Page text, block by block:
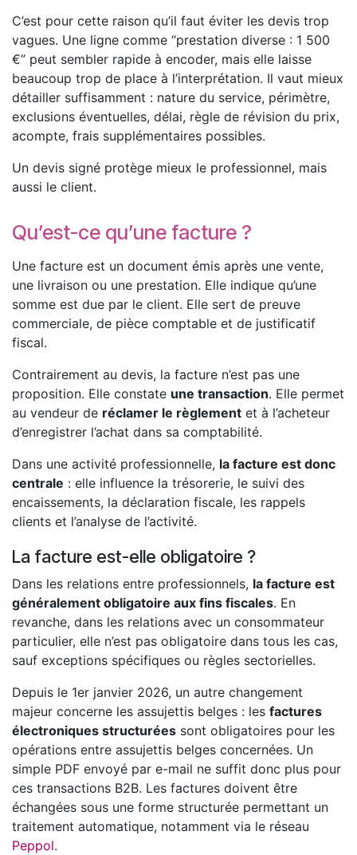
C’est pour cette raison qu’il faut éviter les devis trop
vagues. Une ligne comme “prestation diverse : 1 500
€” peut sembler rapide à encoder, mais elle laisse
beaucoup trop de place à l’interprétation. Il vaut mieux
détailler suffisamment : nature du service, périmètre,
exclusions éventuelles, délai, règle de révision du prix,
acompte, frais supplémentaires possibles.
Un devis signé protège mieux le professionnel, mais
aussi le client.
Qu’est-ce qu’une facture ?
Une facture est un document émis après une vente,
une livraison ou une prestation. Elle indique qu’une
somme est due par le client. Elle sert de preuve
commerciale, de pièce comptable et de justificatif
fiscal.
Contrairement au devis, la facture n’est pas une
proposition. Elle constate une transaction. Elle permet
au vendeur de réclamer le règlement et à l’acheteur
d’enregistrer l’achat dans sa comptabilité.
Dans une activité professionnelle, la facture est donc
centrale : elle influence la trésorerie, le suivi des
encaissements, la déclaration fiscale, les rappels
clients et l’analyse de l’activité.
La facture est-elle obligatoire ?
Dans les relations entre professionnels, la facture est
généralement obligatoire aux fins fiscales. En
revanche, dans les relations avec un consommateur
particulier, elle n’est pas obligatoire dans tous les cas,
sauf exceptions spécifiques ou règles sectorielles.
Depuis le 1er janvier 2026, un autre changement
majeur concerne les assujettis belges : les factures
électroniques structurées sont obligatoires pour les
opérations entre assujettis belges concernées. Un
simple PDF envoyé par e-mail ne suffit donc plus pour
ces transactions B2B. Les factures doivent être
échangées sous une forme structurée permettant un
traitement automatique, notamment via le réseau
Peppol.